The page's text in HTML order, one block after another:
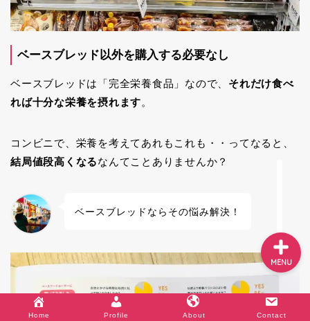
ベースブレッド以外を購入する必要なし
ベースブレッドは「完全栄養食品」なので、 それだけ食べ
れば十分な栄養を摂れます。
コンビニで、栄養を考えてあれもこれも・・ってなると、
結局値段高くなるなんてことありませんか？
ベースブレッドならその悩み解決！
Profile About Contact
MENU
Profile
Home Profile About Contact